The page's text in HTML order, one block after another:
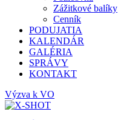
Zážitkové balíky
Cenník
PODUJATIA
KALENDÁR
GALÉRIA
SPRÁVY
KONTAKT
Výzva k VO